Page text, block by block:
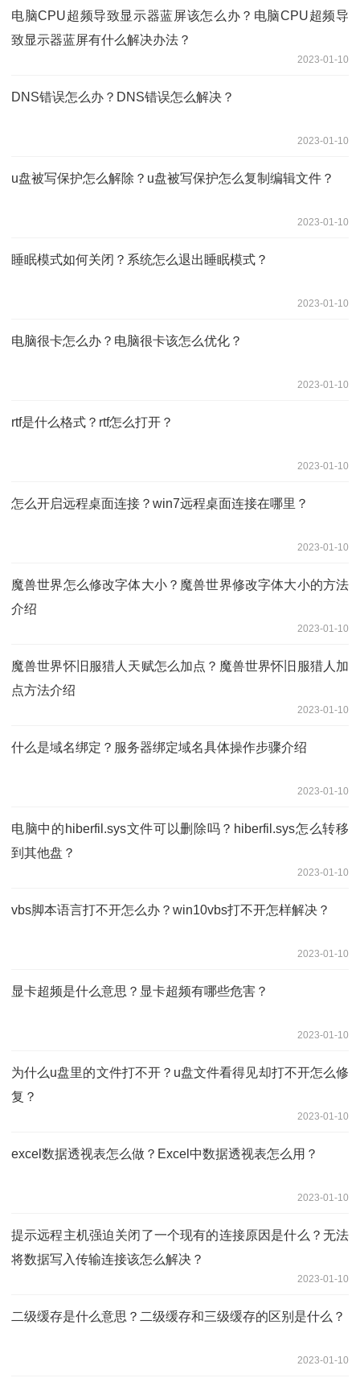
电脑CPU超频导致显示器蓝屏该怎么办？电脑CPU超频导
致显示器蓝屏有什么解决办法？
2023-01-10
DNS错误怎么办？DNS错误怎么解决？
2023-01-10
u盘被写保护怎么解除？u盘被写保护怎么复制编辑文件？
2023-01-10
睡眠模式如何关闭？系统怎么退出睡眠模式？
2023-01-10
电脑很卡怎么办？电脑很卡该怎么优化？
2023-01-10
rtf是什么格式？rtf怎么打开？
2023-01-10
怎么开启远程桌面连接？win7远程桌面连接在哪里？
2023-01-10
魔兽世界怎么修改字体大小？魔兽世界修改字体大小的方法
介绍
2023-01-10
魔兽世界怀旧服猎人天赋怎么加点？魔兽世界怀旧服猎人加
点方法介绍
2023-01-10
什么是域名绑定？服务器绑定域名具体操作步骤介绍
2023-01-10
电脑中的hiberfil.sys文件可以删除吗？hiberfil.sys怎么转移
到其他盘？
2023-01-10
vbs脚本语言打不开怎么办？win10vbs打不开怎样解决？
2023-01-10
显卡超频是什么意思？显卡超频有哪些危害？
2023-01-10
为什么u盘里的文件打不开？u盘文件看得见却打不开怎么修
复？
2023-01-10
excel数据透视表怎么做？Excel中数据透视表怎么用？
2023-01-10
提示远程主机强迫关闭了一个现有的连接原因是什么？无法
将数据写入传输连接该怎么解决？
2023-01-10
二级缓存是什么意思？二级缓存和三级缓存的区别是什么？
2023-01-10